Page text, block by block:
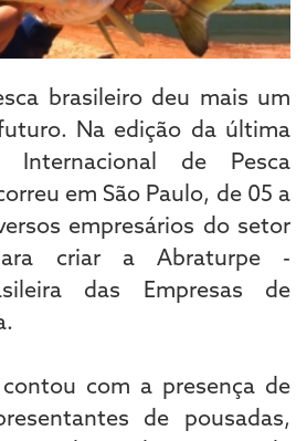
brasileiro deu mais um
Na edição da última
Internacional de Pesca
em São Paulo, de 05 a
empresários do setor
criar a Abraturpe -
das Empresas de
com a presença de
de pousadas,